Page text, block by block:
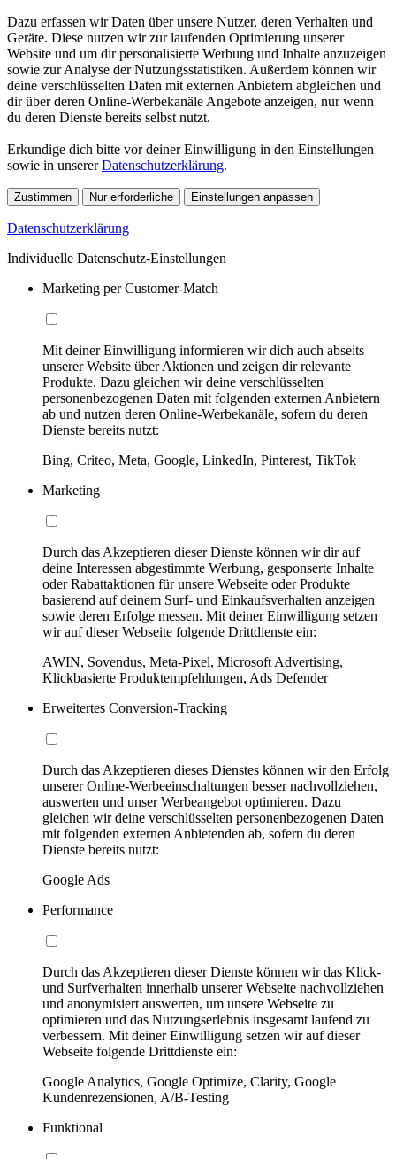
Dazu erfassen wir Daten über unsere Nutzer, deren Verhalten und
Geräte. Diese nutzen wir zur laufenden Optimierung unserer
Website und um dir personalisierte Werbung und Inhalte anzuzeigen
sowie zur Analyse der Nutzungsstatistiken. Außerdem können wir
deine verschlüsselten Daten mit externen Anbietern abgleichen und
dir über deren Online-Werbekanäle Angebote anzeigen, nur wenn
du deren Dienste bereits selbst nutzt.
Erkundige dich bitte vor deiner Einwilligung in den Einstellungen
sowie in unsererDatenschutzerklärung.
Zustimmen Nur erforderliche Einstellungen anpassen
Datenschutzerklärung
Individuelle Datenschutz-Einstellungen
Marketing per Customer-Match
Mit deiner Einwilligung informieren wir dich auch abseits
unserer Website über Aktionen und zeigen dir relevante
Produkte. Dazu gleichen wir deine verschlüsselten
personenbezogenen Daten mit folgenden externen Anbietern
ab und nutzen deren Online-Werbekanäle, sofern du deren
Dienste bereits nutzt:
Bing, Criteo, Meta, Google, LinkedIn, Pinterest, TikTok
Marketing
Durch das Akzeptieren dieser Dienste können wir dir auf
deine Interessen abgestimmte Werbung, gesponserte Inhalte
oder Rabattaktionen für unsere Webseite oder Produkte
basierend auf deinem Surf- und Einkaufsverhalten anzeigen
sowie deren Erfolge messen. Mit deiner Einwilligung setzen
wir auf dieser Webseite folgende Drittdienste ein:
AWIN, Sovendus, Meta-Pixel, Microsoft Advertising,
Klickbasierte Produktempfehlungen, Ads Defender
Erweitertes Conversion-Tracking
Durch das Akzeptieren dieses Dienstes können wir den Erfolg
unserer Online-Werbeeinschaltungen besser nachvollziehen,
auswerten und unser Werbeangebot optimieren. Dazu
gleichen wir deine verschlüsselten personenbezogenen Daten
mit folgenden externen Anbietenden ab, sofern du deren
Dienste bereits nutzt:
Google Ads
Performance
Durch das Akzeptieren dieser Dienste können wir das Klick-
und Surfverhalten innerhalb unserer Webseite nachvollziehen
und anonymisiert auswerten, um unsere Webseite zu
optimieren und das Nutzungserlebnis insgesamt laufend zu
verbessern. Mit deiner Einwilligung setzen wir auf dieser
Webseite folgende Drittdienste ein:
Google Analytics, Google Optimize, Clarity, Google
Kundenrezensionen, A/B-Testing
Funktional